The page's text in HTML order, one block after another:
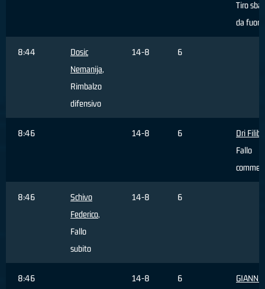
Tiro
da fuori
8:44
Dosic
Nemanija,
Rimbalzo
difensivo
14-8 6
8:46 14-8 6
Dri
Fallo
8:46
Schivo
Federico,
Fallo
subito
14-8 6
8:46 14-8 6